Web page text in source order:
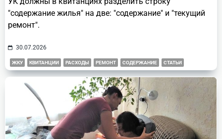
"содержание жилья" на две: "содержание" и "текущий
ремонт".
30.07.2026
ЖКУ КВИТАНЦИИ РАСХОДЫ РЕМОНТ СОДЕРЖАНИЕ СТАТЬИ